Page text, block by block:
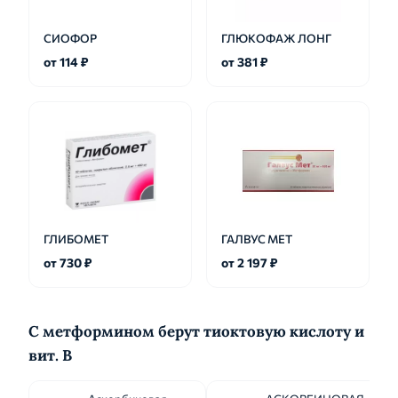
СИОФОР
от 114 ₽
ГЛЮКОФАЖ ЛОНГ
от 381 ₽
ГЛИБОМЕТ
от 730 ₽
ГАЛВУС МЕТ
от 2 197 ₽
С метформином берут тиоктовую кислоту и
вит. B